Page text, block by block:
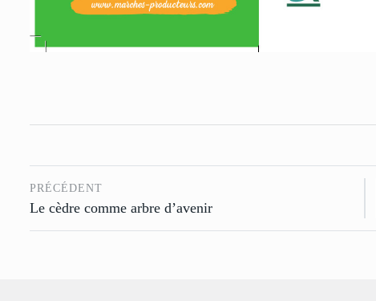
PRÉCÉDENT
Le cèdre comme arbre d’avenir